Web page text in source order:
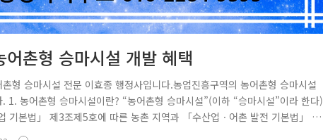
촌형 승마시설 개발 혜택
형 승마시설 전문 이효종 행정사입니다.농업진흥구역의 농어촌형 승마시설
1. 농어촌형 승마시설이란? “농어촌형 승마시설”(이하 “승마시설”이라 한다)
기본법」 제3조제5호에 따른 농촌 지역과 「수산업ㆍ어촌 발전 기본법」 제
말의 위탁관리, 승용말의 생산ㆍ육성 등의 사업과 말이용업을 겸영(兼營)하